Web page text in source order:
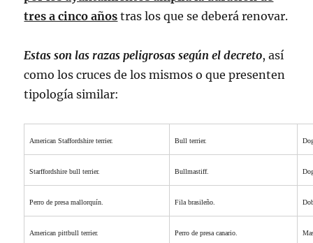
tres a cinco años tras los que se deberá renovar.
Estas son las razas peligrosas según el decreto, así
como los cruces de los mismos o que presenten
tipología similar:
American Staffordshire terrier. Bull terrier.
Starffordshire bull terrier. Bullmastiff.
Perro de presa mallorquín. Fila brasileño.
American pittbull terrier. Perro de presa canario.